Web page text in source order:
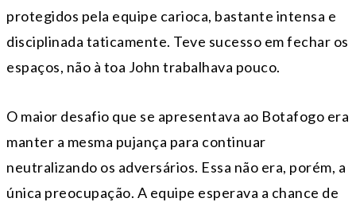
protegidos pela equipe carioca, bastante intensa e
disciplinada taticamente. Teve sucesso em fechar os
espaços, não à toa John trabalhava pouco.
O maior desafio que se apresentava ao Botafogo era
manter a mesma pujança para continuar
neutralizando os adversários. Essa não era, porém, a
única preocupação. A equipe esperava a chance de